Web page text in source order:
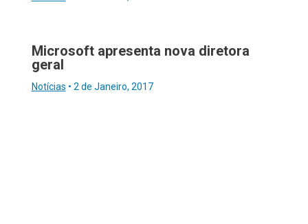
Microsoft apresenta nova diretora
geral
Notícias • 2 de Janeiro, 2017